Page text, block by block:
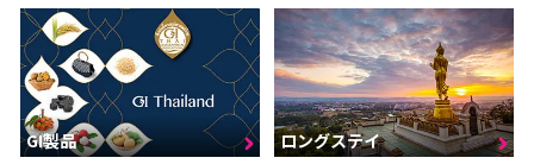
GI製品 ロングステイ